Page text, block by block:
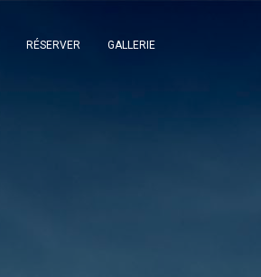
RÉSERVER GALLERIE